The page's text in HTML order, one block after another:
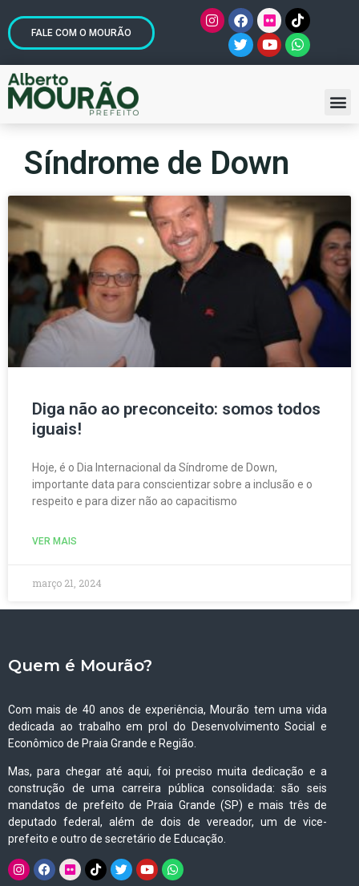
FALE COM O MOURÃO
Síndrome de Down
Diga não ao preconceito: somos todos
iguais!
Hoje, é o Dia Internacional da Síndrome de Down,
importante data para conscientizar sobre a inclusão e o
respeito e para dizer não ao capacitismo
VER MAIS
março 21, 2024
Quem é Mourão?
Com mais de 40 anos de experiência, Mourão tem uma vida
dedicada ao trabalho em prol do Desenvolvimento Social e
Econômico de Praia Grande e Região.
Mas, para chegar até aqui, foi preciso muita dedicação e a
construção de uma carreira pública consolidada: são seis
mandatos de prefeito de Praia Grande (SP) e mais três de
deputado federal, além de dois de vereador, um de vice-
prefeito e outro de secretário de Educação.